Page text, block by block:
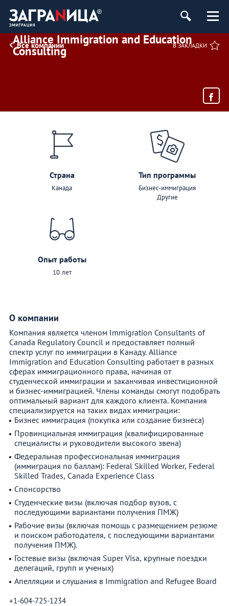
Все компании
Alliance Immigration and Education
Consulting В ЗАКЛАДКИ
Страна
Канада
Тип программы
Бизнес-иммиграция
Другие
Опыт работы
10 лет
О компании
Компания является членом Immigration Consultants of
Canada Regulatory Council и предоставляет полный
спектр услуг по иммиграции в Канаду. Alliance
Immigration and Education Consulting работает в разных
сферах иммиграционного права, начиная от
студенческой иммиграции и заканчивая инвестиционной
и бизнес-иммиграцией. Члены команды смогут подобрать
оптимальный вариант для каждого клиента. Компания
специализируется на таких видах иммиграции:
Бизнес иммиграция (покупка или создание бизнеса)
Провинциальная иммиграция (квалифицированные
специалисты и руководители высокого звена)
Федеральная профессиональная иммиграция
(иммиграция по баллам): Federal Skilled Worker, Federal
Skilled Trades, Canada Experience Class
Спонсорство
Студенческие визы (включая подбор вузов, с
последующими вариантами получения ПМЖ)
Рабочие визы (включая помощь с размещением резюме
и поиском работодателя, с последующими вариантами
получения ПМЖ).
Гостевые визы (включая Super Visa, крупные поездки
делегаций, групп и ученых)
Апелляции и слушания в Immigration and Refugee Board
+1-604-725-1234